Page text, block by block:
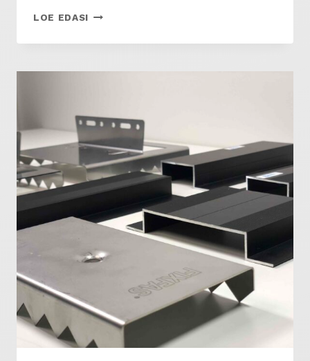
LOE EDASI FIXFAS
NUTIKAD
SUURIMAS
HARIDUSPROJEKTIS